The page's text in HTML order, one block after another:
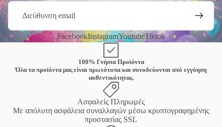
Email
FacebookInstagramYoutubeTiktok
100% Γνήσια Προϊόντα
Όλα τα προϊόντα μας είναι πρωτότυπα και συνοδεύονται από εγγύηση
αυθεντικότητας.
Ασφαλείς Πληρωμές
Mε απόλυτη ασφάλεια συναλλαγών μέσω κρυπτογραφημένης
προστασίας SSL